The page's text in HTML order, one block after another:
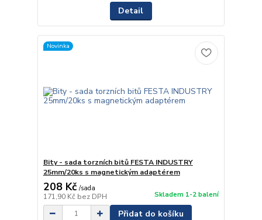
Detail
Novinka
Bity - sada torzních bitů FESTA INDUSTRY
25mm/20ks s magnetickým adaptérem
208 Kč /sada
171,90 Kč bez DPH Skladem 1-2 balení
Přidat do košíku